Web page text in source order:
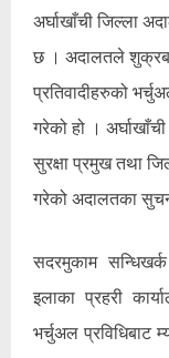
अर्घाखाँची जिल्ला
छ । अदालतले
प्रतिवादीहरुको
गरेको हो ।
सुरक्षा प्रमुख तथा
गरेको अदालतका
सदरमुकाम
इलाका प्रहरी
भर्चुअल प्रविधिबाट